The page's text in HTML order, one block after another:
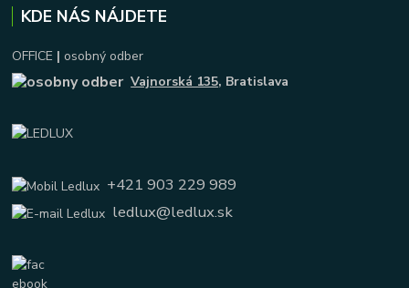
KDE NÁS NÁJDETE
OFFICE | osobný odber
Vajnorská 135, Bratislava
+421 903 229 989
ledlux@ledlux.sk